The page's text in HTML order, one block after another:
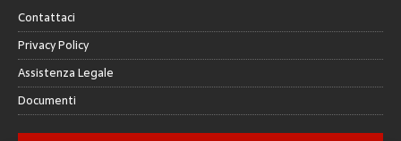
Contattaci
Privacy Policy
Assistenza Legale
Documenti